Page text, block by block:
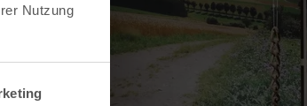
Nutzung